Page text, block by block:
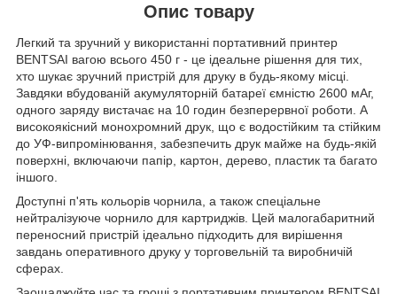
Опис товару
Легкий та зручний у використанні портативний принтер
BENTSAI вагою всього 450 г - це ідеальне рішення для тих,
хто шукає зручний пристрій для друку в будь-якому місці.
Завдяки вбудованій акумуляторній батареї ємністю 2600 мАг,
одного заряду вистачає на 10 годин безперервної роботи. А
високоякісний монохромний друк, що є водостійким та стійким
до УФ-випромінювання, забезпечить друк майже на будь-якій
поверхні, включаючи папір, картон, дерево, пластик та багато
іншого.
Доступні п'ять кольорів чорнила, а також спеціальне
нейтралізуюче чорнило для картриджів. Цей малогабаритний
переносний пристрій ідеально підходить для вирішення
завдань оперативного друку у торговельній та виробничій
сферах.